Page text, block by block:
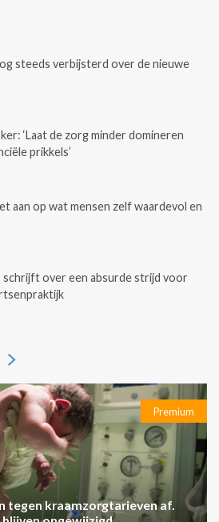
steeds verbijsterd over de nieuwe
‘Laat de zorg minder domineren
prikkels’
aan op wat mensen zelf waardevol en
schrijft over een absurde strijd voor
Premium
tegen kraamzorgtarieven af.